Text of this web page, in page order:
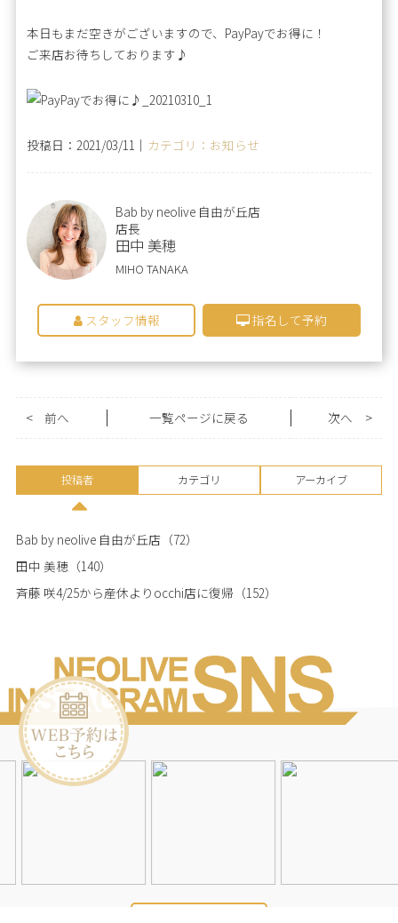
本日もまだ空きがございますので、PayPayでお得に！
ご来店お待ちしております♪
投稿日：2021/03/11｜ カテゴリ：お知らせ
Bab by neolive 自由が丘店
店長
田中 美穂
MIHO TANAKA
スタッフ情報 指名して予約
< 前へ 一覧ページに戻る >
次へ
投稿者 カテゴリ アーカイブ
Bab by neolive 自由が丘店 （72）
田中 美穂（140）
斉藤 咲4/25から産休よりocchi店に復帰 （152）